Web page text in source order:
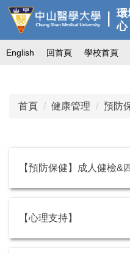
跳
到
主
要
環
心
English 回首頁 學校首頁
首頁 健康管理 預防
【預防保健】成人健檢&
【心理支持】